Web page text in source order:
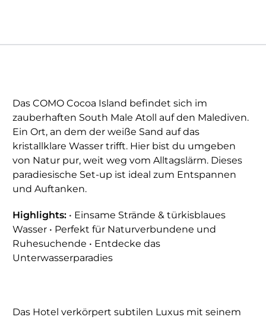
Das COMO Cocoa Island befindet sich im
zauberhaften South Male Atoll auf den Malediven.
Ein Ort, an dem der weiße Sand auf das
kristallklare Wasser trifft. Hier bist du umgeben
von Natur pur, weit weg vom Alltagslärm. Dieses
paradiesische Set-up ist ideal zum Entspannen
und Auftanken.
Highlights: • Einsame Strände & türkisblaues
Wasser • Perfekt für Naturverbundene und
Ruhesuchende • Entdecke das
Unterwasserparadies
Das Hotel verkörpert subtilen Luxus mit seinem